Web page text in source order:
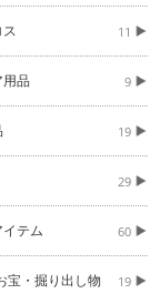
11
品 9
19
29
テム 60
宝・掘り出し物 19